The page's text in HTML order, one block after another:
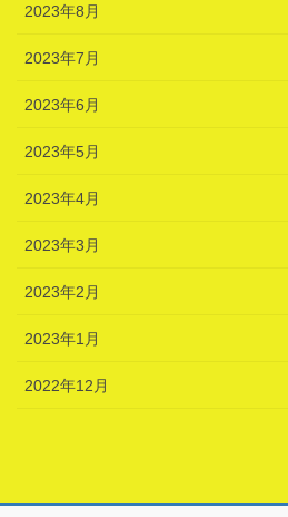
2023年8月
2023年7月
2023年6月
2023年5月
2023年4月
2023年3月
2023年2月
2023年1月
2022年12月